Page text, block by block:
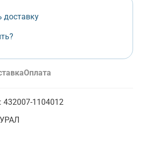
доставку
Оплата
432007-1104012